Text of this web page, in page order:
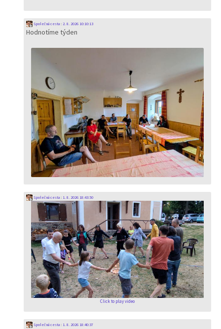
Společná cesta: 2. 8. 2026 10:10:13
Hodnotíme týden
Společná cesta: 1. 8. 2026 18:43:50
Click to play video
Společná cesta: 1. 8. 2026 18:40:37